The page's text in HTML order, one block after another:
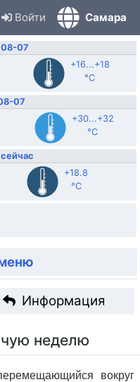
Войти Самара
07
+16...+18
°C
07
+30...+32
°C
+18.8
°C
Информация
неделю
вокруг